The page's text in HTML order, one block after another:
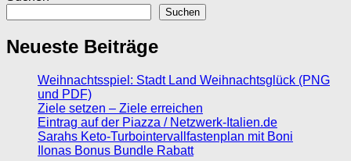
Suchen
Neueste Beiträge
Weihnachtsspiel: Stadt Land Weihnachtsglück (PNG
und PDF)
Ziele setzen – Ziele erreichen
Eintrag auf der Piazza / Netzwerk-Italien.de
Sarahs Keto-Turbointervallfastenplan mit Boni
Ilonas Bonus Bundle Rabatt